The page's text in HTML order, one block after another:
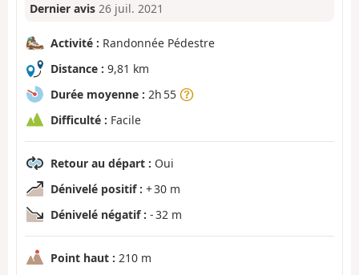
Dernier avis 26 juil. 2021
Activité : Randonnée Pédestre
Distance : 9,81 km
Durée moyenne : 2h 55
Difficulté : Facile
Retour au départ : Oui
Dénivelé positif : + 30 m
Dénivelé négatif : - 32 m
Point haut : 210 m